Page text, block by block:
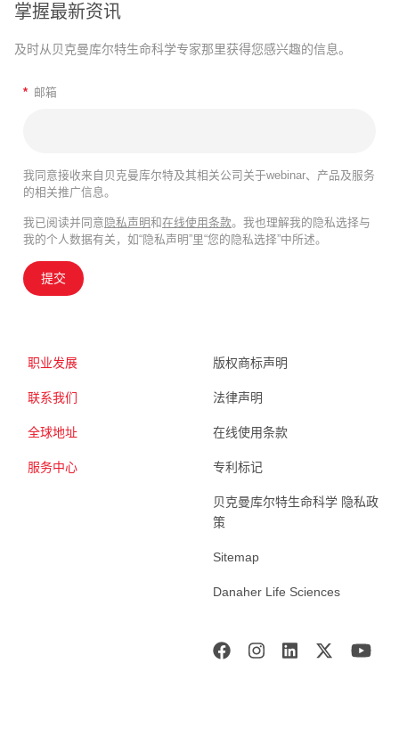
掌握最新资讯
及时从贝克曼库尔特生命科学专家那里获得您感兴趣的信息。
* 邮箱
我同意接收来自贝克曼库尔特及其相关公司关于webinar、产品及服务
的相关推广信息。
我已阅读并同意 隐私声明和在线使用条款。我也理解我的隐私选择与
我的个人数据有关，如“隐私声明”里“您的隐私选择”中所述。
提交
职业发展
联系我们
全球地址
服务中心
版权商标声明
法律声明
在线使用条款
专利标记
贝克曼库尔特生命科学 隐私政
策
Sitemap
Danaher Life Sciences